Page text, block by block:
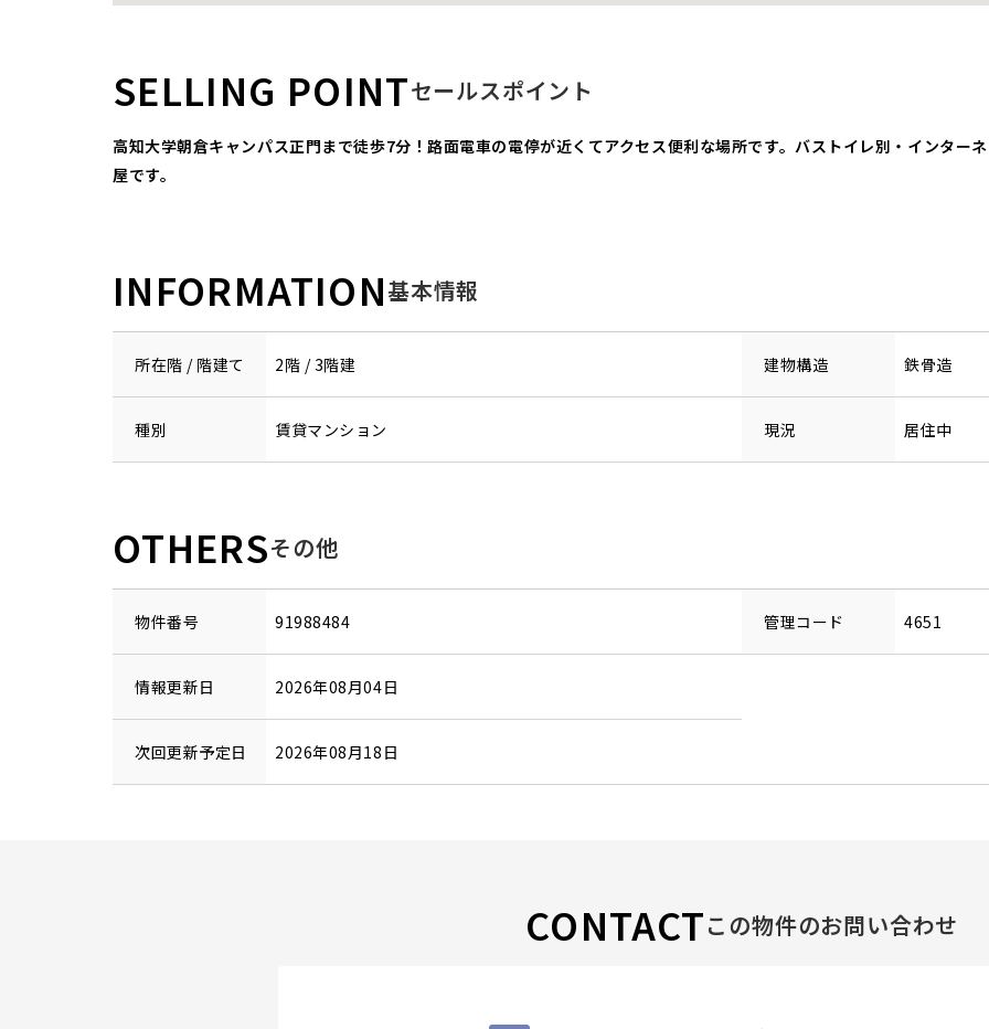
SELLING POINTセールスポイント
高知大学朝倉キャンパス正門まで徒歩7分！路面電車の電停が近くてアクセス便利な場所です。バストイレ別・インター
屋です。
INFORMATION基本情報
所在階 / 階建て 2階 / 3階建 建物構造 鉄骨造
種別 賃貸マンション 現況 居住中
OTHERSその他
物件番号 91988484 管理コード 4651
情報更新日 2026年08月04日
次回更新予定日 2026年08月18日
CONTACTこの物件のお問い合わせ